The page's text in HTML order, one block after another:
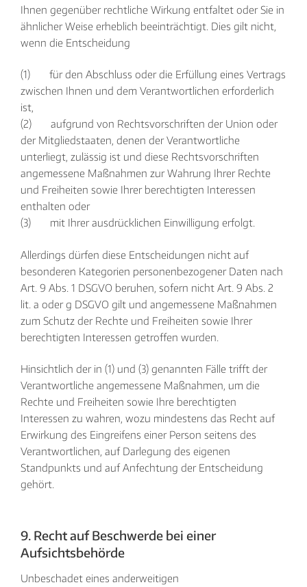
Ihnen gegenüber rechtliche Wirkung entfaltet oder Sie in
ähnlicher Weise erheblich beeinträchtigt. Dies gilt nicht,
wenn die Entscheidung
(1) für den Abschluss oder die Erfüllung eines Vertrags
zwischen Ihnen und dem Verantwortlichen erforderlich
ist,
(2) aufgrund von Rechtsvorschriften der Union oder
der Mitgliedstaaten, denen der Verantwortliche
unterliegt, zulässig ist und diese Rechtsvorschriften
angemessene Maßnahmen zur Wahrung Ihrer Rechte
und Freiheiten sowie Ihrer berechtigten Interessen
enthalten oder
(3) mit Ihrer ausdrücklichen Einwilligung erfolgt.
Allerdings dürfen diese Entscheidungen nicht auf
besonderen Kategorien personenbezogener Daten nach
Art. 9 Abs. 1 DSGVO beruhen, sofern nicht Art. 9 Abs. 2
lit. a oder g DSGVO gilt und angemessene Maßnahmen
zum Schutz der Rechte und Freiheiten sowie Ihrer
berechtigten Interessen getroffen wurden.
Hinsichtlich der in (1) und (3) genannten Fälle trifft der
Verantwortliche angemessene Maßnahmen, um die
Rechte und Freiheiten sowie Ihre berechtigten
Interessen zu wahren, wozu mindestens das Recht auf
Erwirkung des Eingreifens einer Person seitens des
Verantwortlichen, auf Darlegung des eigenen
Standpunkts und auf Anfechtung der Entscheidung
gehört.
9. Recht auf Beschwerde bei einer
Aufsichtsbehörde
Unbeschadet eines anderweitigen